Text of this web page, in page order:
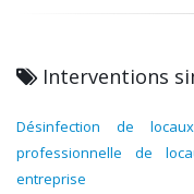
Interventions
Désinfection de
professionnelle de
entreprise